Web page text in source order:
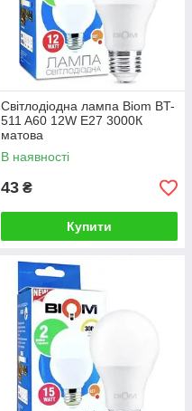
Світлодіодна лампа Biom BT-
511 A60 12W E27 3000К
матова
В наявності
43 ₴
Купити